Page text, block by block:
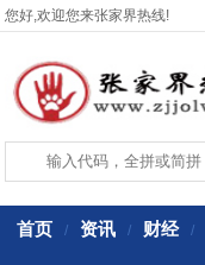
您好,欢迎您来张家界热线!
首页 / 资讯 / 财经 /